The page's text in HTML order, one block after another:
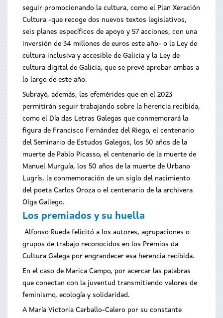
seguir promocionando la cultura, como el Plan Xeración
Cultura -que recoge dos nuevos textos legislativos,
seis planes específicos de apoyo y 57 acciones, con una
inversión de 34 millones de euros este año- o la Ley de
cultura inclusiva y accesible de Galicia y la Ley de
cultura digital de Galicia, que se prevé aprobar ambas a
lo largo de este año.
Subrayó, además, las efemérides que en el 2023
permitirán seguir trabajando sobre la herencia recibida,
como el Día das Letras Galegas que conmemorará la
figura de Francisco Fernández del Riego, el centenario
del Seminario de Estudos Galegos, los 50 años de la
muerte de Pablo Picasso, el centenario de la muerte de
Manuel Murguía, los 50 años de la muerte de Urbano
Lugrís, la conmemoración de un siglo del nacimiento
del poeta Carlos Oroza o el centenario de la archivera
Olga Gallego.
Los premiados y su huella
Alfonso Rueda felicitó a los autores, agrupaciones o
grupos de trabajo reconocidos en los Premios da
Cultura Galega por engrandecer esa herencia recibida.
En el caso de Marica Campo, por acercar las palabras
que conectan con la juventud transmitiendo valores de
feminismo, ecología y solidaridad.
A María Victoria Carballo-Calero por su constante